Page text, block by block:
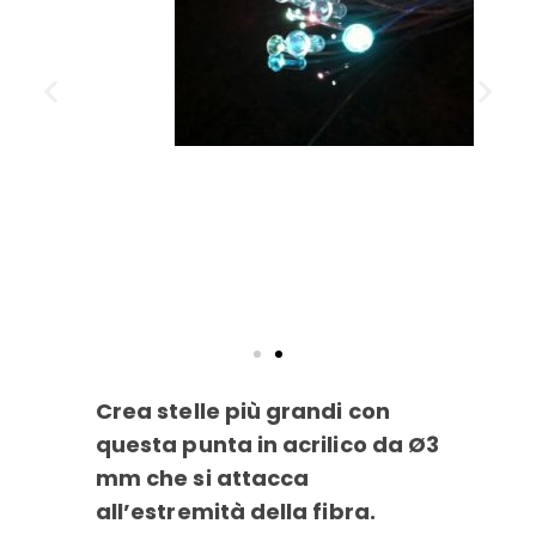
Crea stelle più grandi con
questa punta in acrilico da Ø3
mm che si attacca
all’estremità della fibra.